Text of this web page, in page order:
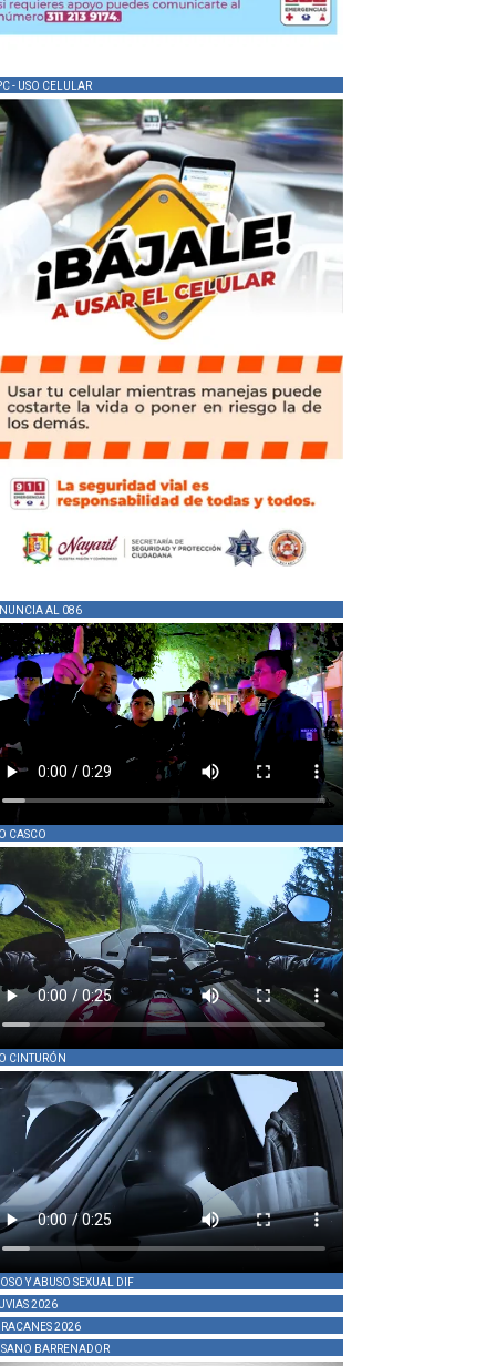
- USO CELULAR
AL 086
CASCO
CINTURÓN
Y ABUSO SEXUAL DIF
2026
2026
BARRENADOR